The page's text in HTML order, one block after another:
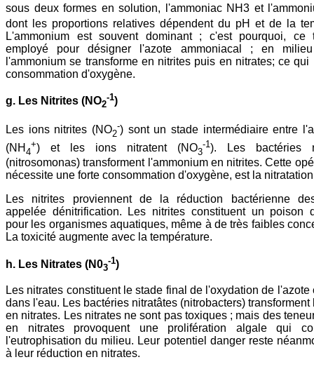
sous deux formes en solution, l'ammoniac NH3 et
dont les proportions relatives dépendent du pH et de la
L'ammonium est souvent dominant ; c'est pourquoi, ce
employé pour désigner l'azote ammoniacal ; en milieu
l'ammonium se transforme en nitrites puis en nitrates; ce qui
consommation d'oxygène.
g. Les Nitrites (NO2
-1)
Les ions nitrites (NO2
-) sont un stade intermédiaire entre
(NH 4
+) et les ions nitratent (NO3
-1 ). Les bactéries
(nitrosomonas) transforment l'ammonium en nitrites. Cette
nécessite une forte consommation d'oxygène, est la
Les nitrites proviennent de la réduction bactérienne
appelée dénitrification. Les nitrites constituent un poison
pour les organismes aquatiques, même à de très faibles
La toxicité augmente avec la température.
h. Les Nitrates (N03
-1)
Les nitrates constituent le stade final de l'oxydation de l'azote
dans l'eau. Les bactéries nitratâtes (nitrobacters) transforment
en nitrates. Les nitrates ne sont pas toxiques ; mais des
en nitrates provoquent une prolifération algale qui
l'eutrophisation du milieu. Leur potentiel danger reste
à leur réduction en nitrates.